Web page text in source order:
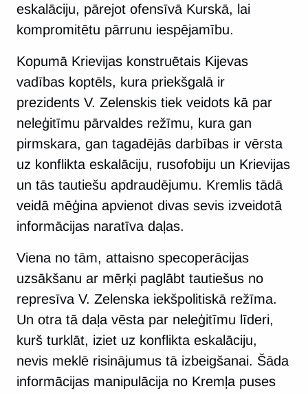
eskalāciju, pārejot ofensīvā Kurskā, lai
kompromitētu pārrunu iespējamību.
Kopumā Krievijas konstruētais Kijevas
vadības koptēls, kura priekšgalā ir
prezidents V. Zelenskis tiek veidots kā par
neleģitīmu pārvaldes režīmu, kura gan
pirmskara, gan tagadējās darbības ir vērsta
uz konflikta eskalāciju, rusofobiju un Krievijas
un tās tautiešu apdraudējumu. Kremlis tādā
veidā mēģina apvienot divas sevis izveidotā
informācijas naratīva daļas.
Viena no tām, attaisno specoperācijas
uzsākšanu ar mērķi paglābt tautiešus no
represīva V. Zelenska iekšpolitiskā režīma.
Un otra tā daļa vēsta par neleģitīmu līderi,
kurš turklāt, iziet uz konflikta eskalāciju,
nevis meklē risinājumus tā izbeigšanai. Šāda
informācijas manipulācija no Kremļa puses